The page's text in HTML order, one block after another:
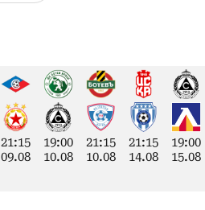
21:15
09.08
19:00
10.08
21:15
10.08
21:15
14.08
19:00
15.08